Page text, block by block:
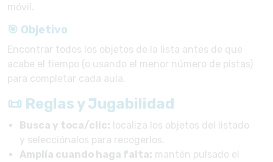
móvil.
🎯 Objetivo
Encontrar todos los objetos de la lista antes de que
acabe el tiempo (o usando el menor número de pistas)
para completar cada aula.
📜 Reglas y Jugabilidad
Busca y toca/clic: localiza los objetos del listado
y selecciónalos para recogerlos.
Amplía cuando haga falta: mantén pulsado el